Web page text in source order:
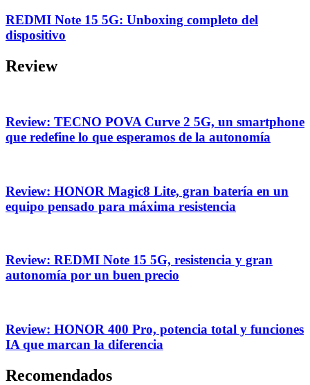
REDMI Note 15 5G: Unboxing completo del
dispositivo
Review
Review: TECNO POVA Curve 2 5G, un smartphone
que redefine lo que esperamos de la autonomía
Review: HONOR Magic8 Lite, gran batería en un
equipo pensado para máxima resistencia
Review: REDMI Note 15 5G, resistencia y gran
autonomía por un buen precio
Review: HONOR 400 Pro, potencia total y funciones
IA que marcan la diferencia
Recomendados